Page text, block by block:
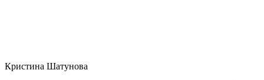
Кристина Шатунова